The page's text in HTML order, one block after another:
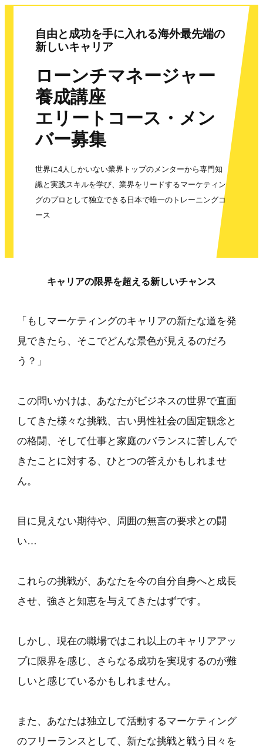
自由と成功を手に入れる海外最先端の
新しいキャリア
ローンチマネージャー
養成講座
エリートコース・メン
バー募集
世界に4人しかいない業界トップのメンターから専門知
識と実践スキルを学び、業界をリードするマーケティン
グのプロとして独立できる日本で唯一のトレーニングコ
ース
キャリアの限界を超える新しいチャンス
「もしマーケティングのキャリアの新たな道を発
見できたら、そこでどんな景色が見えるのだろ
う？」
この問いかけは、あなたがビジネスの世界で直面
してきた様々な挑戦、古い男性社会の固定観念と
の格闘、そして仕事と家庭のバランスに苦しんで
きたことに対する、ひとつの答えかもしれませ
ん。
目に見えない期待や、周囲の無言の要求との闘
い…
これらの挑戦が、あなたを今の自分自身へと成長
させ、強さと知恵を与えてきたはずです。
しかし、現在の職場ではこれ以上のキャリアアッ
プに限界を感じ、さらなる成功を実現するのが難
しいと感じているかもしれません。
また、あなたは独立して活動するマーケティング
のフリーランスとして、新たな挑戦と戦う日々を